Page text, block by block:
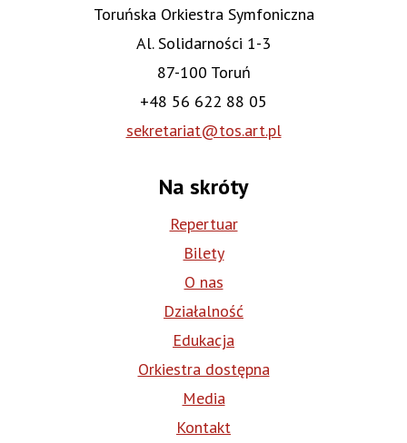
Toruńska Orkiestra Symfoniczna
Al. Solidarności 1-3
87-100 Toruń
+48 56 622 88 05
sekretariat@tos.art.pl
Na skróty
Repertuar
Bilety
O nas
Działalność
Edukacja
Orkiestra dostępna
Media
Kontakt